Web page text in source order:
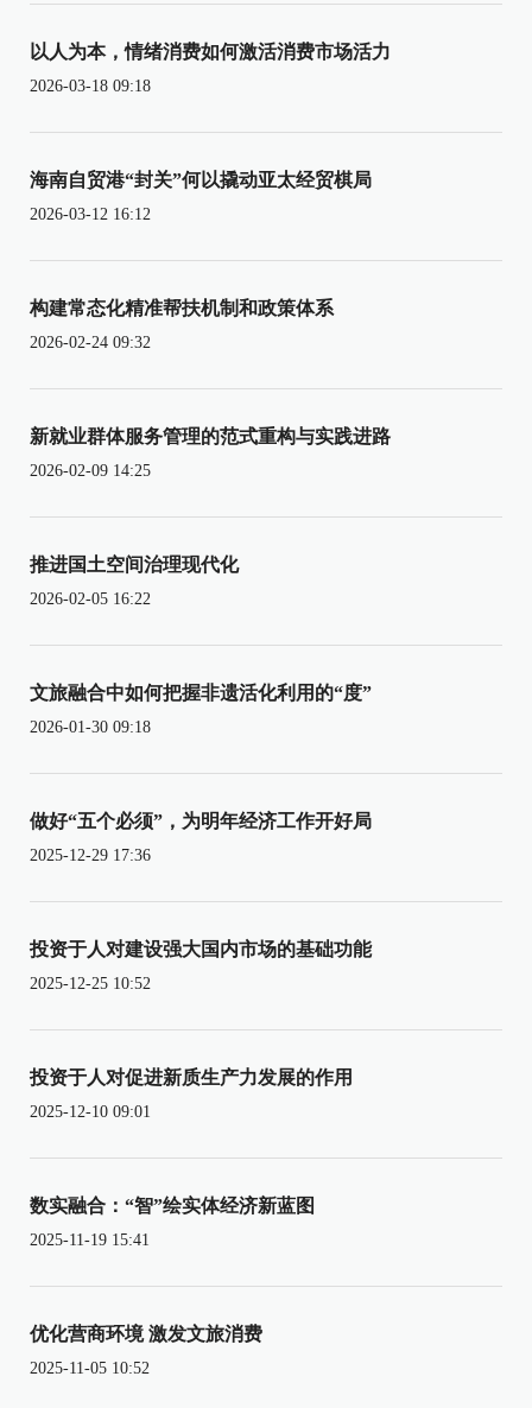
以人为本，情绪消费如何激活消费市场活力
2026-03-18 09:18
海南自贸港“封关”何以撬动亚太经贸棋局
2026-03-12 16:12
构建常态化精准帮扶机制和政策体系
2026-02-24 09:32
新就业群体服务管理的范式重构与实践进路
2026-02-09 14:25
推进国土空间治理现代化
2026-02-05 16:22
文旅融合中如何把握非遗活化利用的“度”
2026-01-30 09:18
做好“五个必须”，为明年经济工作开好局
2025-12-29 17:36
投资于人对建设强大国内市场的基础功能
2025-12-25 10:52
投资于人对促进新质生产力发展的作用
2025-12-10 09:01
数实融合：“智”绘实体经济新蓝图
2025-11-19 15:41
优化营商环境 激发文旅消费
2025-11-05 10:52